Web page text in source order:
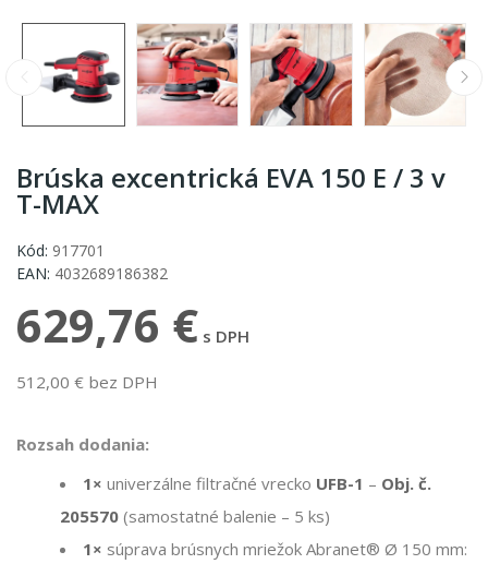
Brúska excentrická EVA 150 E / 3 v
T-MAX
Kód: 917701
EAN: 4032689186382
629,76 € s DPH
512,00 € bez DPH
Rozsah dodania:
1× univerzálne filtračné vrecko UFB-1 – Obj. č.
205570 (samostatné balenie – 5 ks)
1× súprava brúsnych mriežok Abranet® Ø 150 mm: